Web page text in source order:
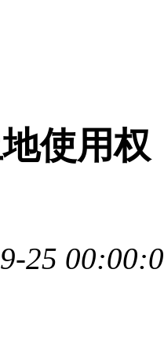
使用
25